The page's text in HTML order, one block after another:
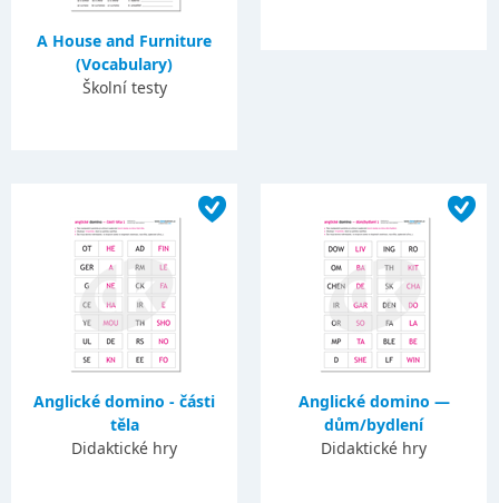
A House and Furniture
(Vocabulary)
Školní testy
Anglické domino - části
těla
Didaktické hry
Anglické domino —
dům/bydlení
Didaktické hry